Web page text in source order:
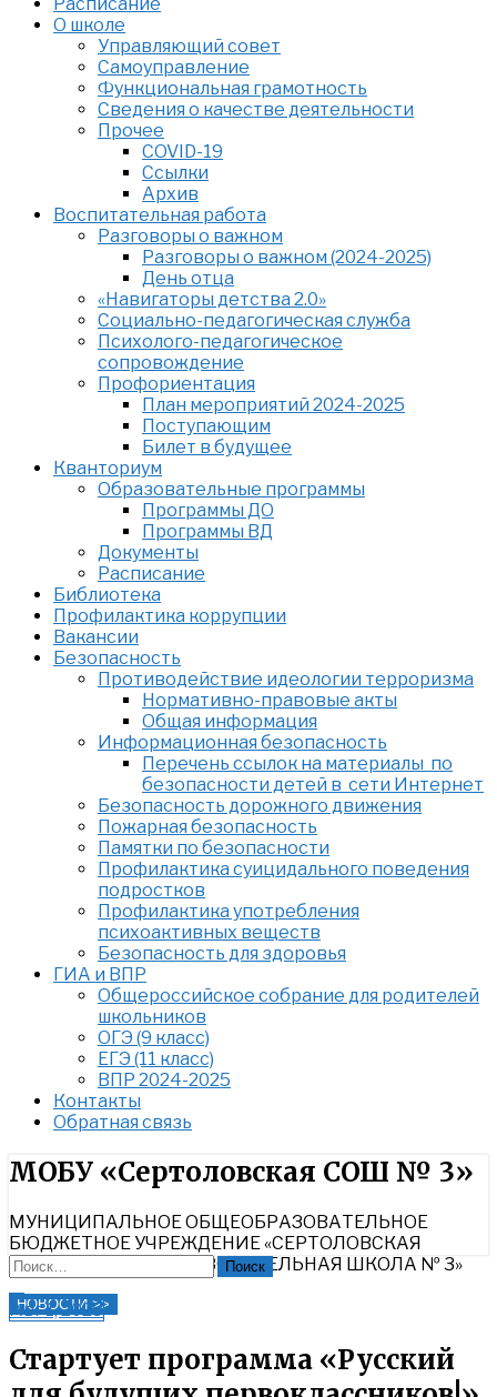
О школе
Управляющий совет
Самоуправление
Функциональная грамотность
Сведения о качестве деятельности
Прочее
COVID-19
Ссылки
Архив
Воспитательная работа
Разговоры о важном
Разговоры о важном (2024-2025)
День отца
«Навигаторы детства 2.0»
Социально-педагогическая служба
Психолого-педагогическое
сопровождение
Профориентация
План мероприятий 2024-2025
Поступающим
Билет в будущее
Кванториум
Образовательные программы
Программы ДО
Программы ВД
Документы
Расписание
Библиотека
Профилактика коррупции
Вакансии
Безопасность
Противодействие идеологии терроризма
Нормативно-правовые акты
Общая информация
Информационная безопасность
Перечень ссылок на материалы по
безопасности детей в сети Интернет
Безопасность дорожного движения
Пожарная безопасность
Памятки по безопасности
Профилактика суицидального поведения
подростков
Профилактика употребления
психоактивных веществ
Безопасность для здоровья
ГИА и ВПР
Общероссийское собрание для родителей
школьников
ОГЭ (9 класс)
ЕГЭ (11 класс)
ВПР 2024-2025
Контакты
Обратная связь
Найти:
МОБУ «Сертоловская СОШ № 3»
МУНИЦИПАЛЬНОЕ ОБЩЕОБРАЗОВАТЕЛЬНОЕ
БЮДЖЕТНОЕ УЧРЕЖДЕНИЕ «СЕРТОЛОВСКАЯ
СРЕДНЯЯ ОБЩЕОБРАЗОВАТЕЛЬНАЯ ШКОЛА № 3»
НОВОСТИ >>
Найти:
Close
Search
Авг 1, 2025
Стартует программа «Русский